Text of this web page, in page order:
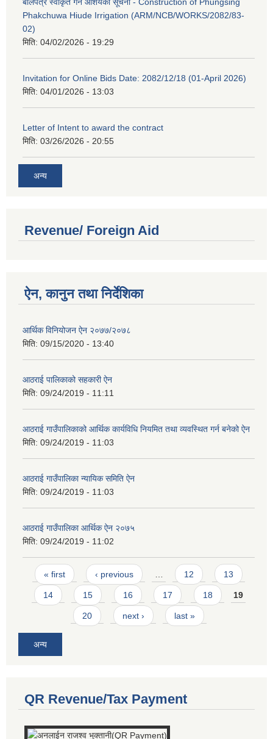
बोलपत्र स्वीकृत गर्ने आशयको सूचना - Construction of Phungsing
Phakchuwa Hiude Irrigation (ARM/NCB/WORKS/2082/83-
02)
मिति: 04/02/2026 - 19:29
Invitation for Online Bids Date: 2082/12/18 (01-April 2026)
मिति: 04/01/2026 - 13:03
Letter of Intent to award the contract
मिति: 03/26/2026 - 20:55
अन्य
Revenue/ Foreign Aid
ऐन, कानुन तथा निर्देशिका
आर्थिक विनियोजन ऐन २०७७/२०७८
मिति: 09/15/2020 - 13:40
आठराई पालिकाको सहकारी ऐन
मिति: 09/24/2019 - 11:11
आठराई गाउँपालिकाको आर्थिक कार्यविधि नियमित तथा व्यवस्थित गर्न बनेको ऐन
मिति: 09/24/2019 - 11:03
आठराई गाउँपालिका न्यायिक समिति ऐन
मिति: 09/24/2019 - 11:03
आठराई गाउँपालिका आर्थिक ऐन २०७५
मिति: 09/24/2019 - 11:02
Pages
« first ‹ previous … 12 13
14 15 16 17 18 19
20 next › last »
अन्य
QR Revenue/Tax Payment